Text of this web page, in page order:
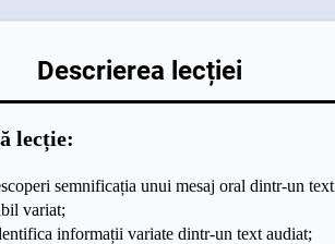
Descrierea lecției
lecție:
semnificația unui mesaj oral dintr-un text
variat;
informații variate dintr-un text audiat;